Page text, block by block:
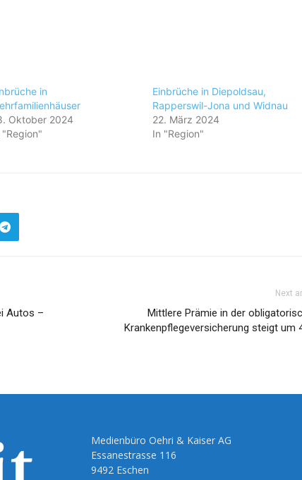
in
Oktober 2024
"Region"
Einbrüche in Diepoldsau,
Rapperswil-Jona und Widnau
22. März 2024
In "Region"
Autos –
Next
Mittlere Prämie in der
Krankenpflegeversicherung steigt um
Medienbüro Oehri & Kaiser AG
Essanestrasse 116
9492 Eschen